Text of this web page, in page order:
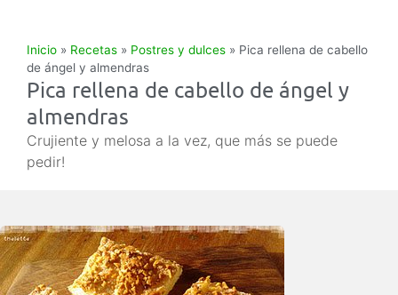
Inicio » Recetas » Postres y dulces » Pica rellena de cabello
de ángel y almendras
Pica rellena de cabello de ángel y
almendras
Crujiente y melosa a la vez, que más se puede
pedir!